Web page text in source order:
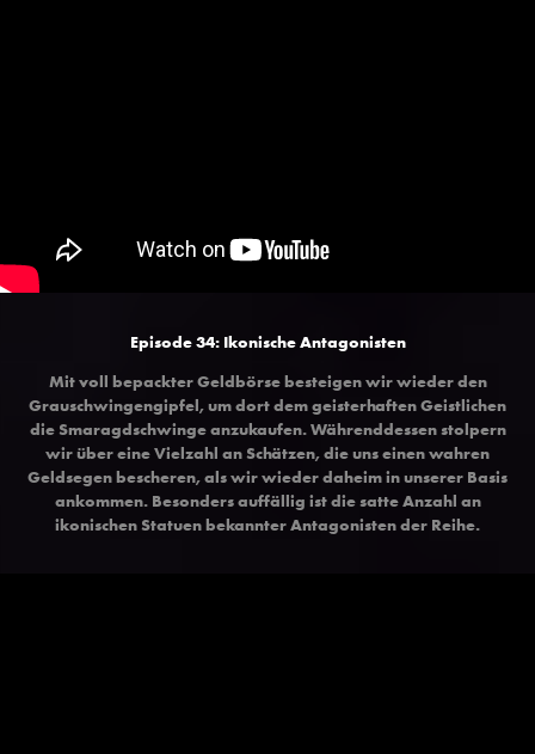
Episode 34: Ikonische Antagonisten
Mit voll bepackter Geldbörse besteigen wir wieder den
Grauschwingengipfel, um dort dem geisterhaften Geistlichen
die Smaragdschwinge anzukaufen. Währenddessen stolpern
wir über eine Vielzahl an Schätzen, die uns einen wahren
Geldsegen bescheren, als wir wieder daheim in unserer Basis
ankommen. Besonders auffällig ist die satte Anzahl an
ikonischen Statuen bekannter Antagonisten der Reihe.